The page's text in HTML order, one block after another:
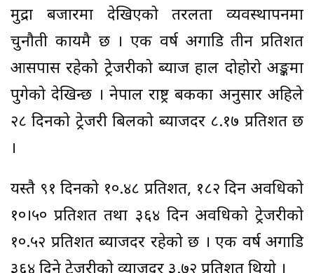
मुद्रा बजारमा देखिएको तरलता व्यवस्थापनमा
चुनौती कायमै छ । एक वर्ष अगाडि तीन प्रतिशत
आसपास रहेको ट्रेजरीको ब्याज हाल दोहोरो अङ्कमा
पुगेको देखिन्छ । नेपाल राष्ट्र बैंकका अनुसार अहिले
२८ दिनको ट्रेजरी बिलको ब्याजदर ८.१७ प्रतिशत छ
।
यस्तै ९१ दिनको १०.४८ प्रतिशत, १८२ दिन अवधिको
१०।५० प्रतिशत तथा ३६४ दिन अवधिको ट्रेजरीको
१०.५२ प्रतिशत ब्याजदर रहेको छ । एक वर्ष अगाडि